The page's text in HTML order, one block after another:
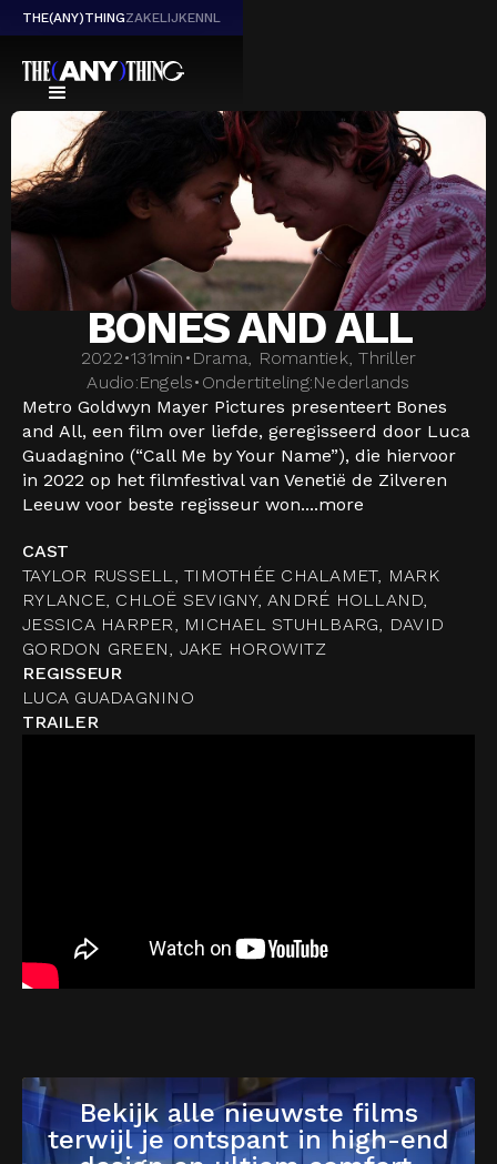
THE(ANY)THINGZAKELIJKENNL
BONES AND ALL
2022•131min • Drama, Romantiek, Thriller
Audio:Engels• Ondertiteling:Nederlands
Metro Goldwyn Mayer Pictures presenteert Bones
and All, een film over liefde, geregisseerd door Luca
Guadagnino (“Call Me by Your Name”), die hiervoor
in 2022 op het filmfestival van Venetië de Zilveren
Leeuw voor beste regisseur won....more
CAST
TAYLOR RUSSELL, TIMOTHÉE CHALAMET, MARK
RYLANCE, CHLOË SEVIGNY, ANDRÉ HOLLAND,
JESSICA HARPER, MICHAEL STUHLBARG, DAVID
GORDON GREEN, JAKE HOROWITZ
REGISSEUR
LUCA GUADAGNINO
TRAILER
Bekijk alle nieuwste films
terwijl je ontspant in high-end